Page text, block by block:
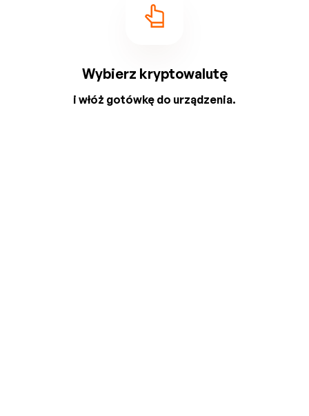
Wybierz kryptowalutę
i włóż gotówkę do urządzenia.